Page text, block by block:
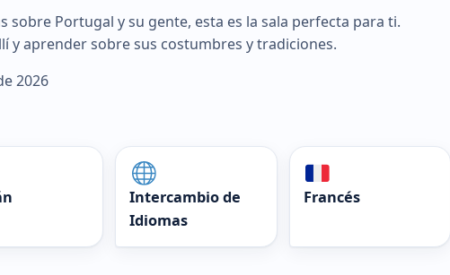
sobre Portugal y su gente, esta es la sala perfecta para ti.
y aprender sobre sus costumbres y tradiciones.
2026
Intercambio de
Idiomas
Francés